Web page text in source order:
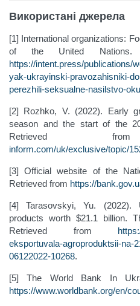
Використані джерела
[1] International organizations:
of the United Nations.
https://intent.press/publications/
yak-ukrayinski-pravozahisniki-
perezhili-seksualne-nasilstvo-
[2] Rozhko, V. (2022). Early
season and the start of the
Retrieved
inform.com/uk/exclusive/topic/
[3] Official website of the
Retrieved from https://
[4] Tarasovskyi, Yu. (2022).
products worth $21.1 billion.
Retrieved from
eksportuvala-agroproduktsii-na-
06122022-10268.
[5] The World Bank In
https://www.worldbank.org/en/